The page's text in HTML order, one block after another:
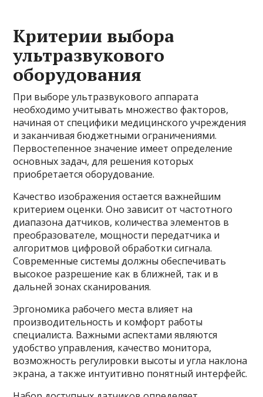
Критерии выбора
ультразвукового
оборудования
При выборе ультразвукового аппарата
необходимо учитывать множество факторов,
начиная от специфики медицинского учреждения
и заканчивая бюджетными ограничениями.
Первостепенное значение имеет определение
основных задач, для решения которых
приобретается оборудование.
Качество изображения остается важнейшим
критерием оценки. Оно зависит от частотного
диапазона датчиков, количества элементов в
преобразователе, мощности передатчика и
алгоритмов цифровой обработки сигнала.
Современные системы должны обеспечивать
высокое разрешение как в ближней, так и в
дальней зонах сканирования.
Эргономика рабочего места влияет на
производительность и комфорт работы
специалиста. Важными аспектами являются
удобство управления, качество монитора,
возможность регулировки высоты и угла наклона
экрана, а также интуитивно понятный интерфейс.